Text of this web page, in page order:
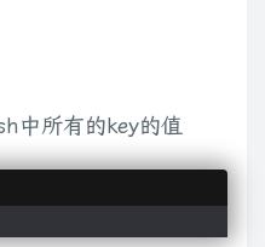
中所有的key的值